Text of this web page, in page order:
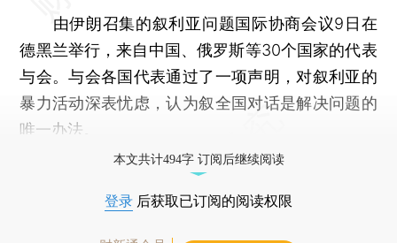
由伊朗召集的叙利亚问题国际协商会议9日在
德黑兰举行，来自中国、俄罗斯等30个国家的代表
与会。与会各国代表通过了一项声明，对叙利亚的
暴力活动深表忧虑，认为叙全国对话是解决问题的
唯一办法。
本文共计494字 订阅后继续阅读
登录 后获取已订阅的阅读权限